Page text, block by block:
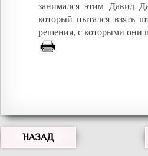
занимался этим Давид
который пытался взять
решения, с которыми они
НАЗАД